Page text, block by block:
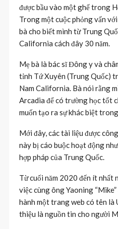
được bầu vào một ghế trong
Trong một cuộc phỏng vấn
bà cho biết mình từ Trung
California cách đây 30 năm.
Mẹ bà là bác sĩ Đông y và
tỉnh Tứ Xuyên (Trung Quốc)
Nam California. Bà nói rằng
Arcadia để có trường học tốt
muốn tạo ra sự khác biệt
Mới đây, các tài liệu được
này bị cáo buộc hoạt động
hợp pháp của Trung Quốc.
Từ cuối năm 2020 đến ít nhất
việc cùng ông Yaoning
hành một trang web có tên là
thiệu là nguồn tin cho người